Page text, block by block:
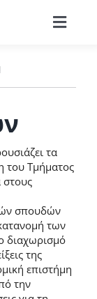
τα
του Τμήματος
στους
σπουδών
των
διαχωρισμό
της
επιστήμη
την